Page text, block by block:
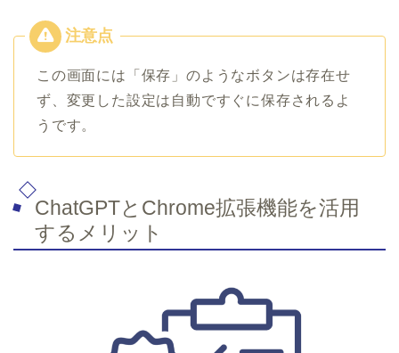
この画面には「保存」のようなボタンは存在せ
ず、変更した設定は自動ですぐに保存されるよ
うです。
ChatGPTとChrome拡張機能を活用
するメリット